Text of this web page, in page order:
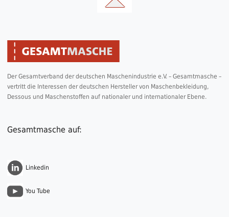
Der Gesamtverband der deutschen Maschenindustrie e.V. – Gesamtmasche –
vertritt die Interessen der deutschen Hersteller von Maschenbekleidung,
Dessous und Maschenstoffen auf nationaler und internationaler Ebene.
Gesamtmasche auf:
Linkedin
You Tube